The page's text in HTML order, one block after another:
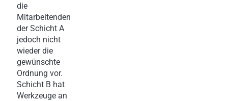
die
Mitarbeitenden
der Schicht A
jedoch nicht
wieder die
gewünschte
Ordnung vor.
Schicht B hat
Werkzeuge an